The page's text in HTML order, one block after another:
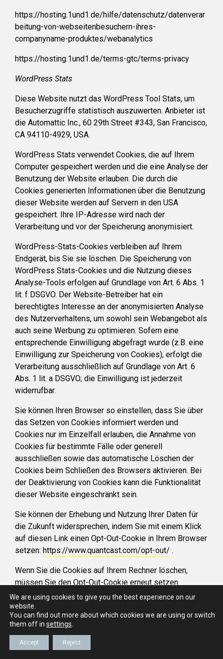
https://hosting.1und1.de/hilfe/datenschutz/datenverar
beitung-von-webseitenbesuchern-ihres-
companyname-produktes/webanalytics
https://hosting.1und1.de/terms-gtc/terms-privacy
WordPress Stats
Diese Website nutzt das WordPress Tool Stats, um
Besucherzugriffe statistisch auszuwerten. Anbieter ist
die Automattic Inc., 60 29th Street #343, San Francisco,
CA 94110-4929, USA.
WordPress Stats verwendet Cookies, die auf Ihrem
Computer gespeichert werden und die eine Analyse der
Benutzung der Website erlauben. Die durch die
Cookies generierten Informationen über die Benutzung
dieser Website werden auf Servern in den USA
gespeichert. Ihre IP-Adresse wird nach der
Verarbeitung und vor der Speicherung anonymisiert.
WordPress-Stats-Cookies verbleiben auf Ihrem
Endgerät, bis Sie sie löschen. Die Speicherung von
WordPress Stats-Cookies und die Nutzung dieses
Analyse-Tools erfolgen auf Grundlage von Art. 6 Abs. 1
lit. f DSGVO. Der Website-Betreiber hat ein
berechtigtes Interesse an der anonymisierten Analyse
des Nutzerverhaltens, um sowohl sein Webangebot als
auch seine Werbung zu optimieren. Sofern eine
entsprechende Einwilligung abgefragt wurde (z.B. eine
Einwilligung zur Speicherung von Cookies), erfolgt die
Verarbeitung ausschließlich auf Grundlage von Art. 6
Abs. 1 lit. a DSGVO; die Einwilligung ist jederzeit
widerrufbar.
Sie können Ihren Browser so einstellen, dass Sie über
das Setzen von Cookies informiert werden und
Cookies nur im Einzelfall erlauben, die Annahme von
Cookies für bestimmte Fälle oder generell
ausschließen sowie das automatische Löschen der
Cookies beim Schließen des Browsers aktivieren. Bei
der Deaktivierung von Cookies kann die Funktionalität
dieser Website eingeschränkt sein.
Sie können der Erhebung und Nutzung Ihrer Daten für
die Zukunft widersprechen, indem Sie mit einem Klick
auf diesen Link einen Opt-Out-Cookie in Ihrem Browser
setzen: https://www.quantcast.com/opt-out/ .
Wenn Sie die Cookies auf Ihrem Rechner löschen,
müssen Sie den Opt-Out-Cookie erneut setzen.
7. Newsletter
Newsletterdaten
Wenn Sie den auf der Website angebotenen
We are using cookies to give you the best experience on our
website.
You can find out more about which cookies we are using or switch
them off in settings
Accept Reject